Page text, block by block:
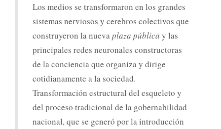
Los medios se transformaron en los grandes
sistemas nerviosos y cerebros colectivos que
construyeron la nueva plaza pública y las
principales redes neuronales constructoras
de la conciencia que organiza y dirige
cotidianamente a la sociedad.
Transformación estructural del esqueleto y
del proceso tradicional de la gobernabilidad
nacional, que se generó por la introducción